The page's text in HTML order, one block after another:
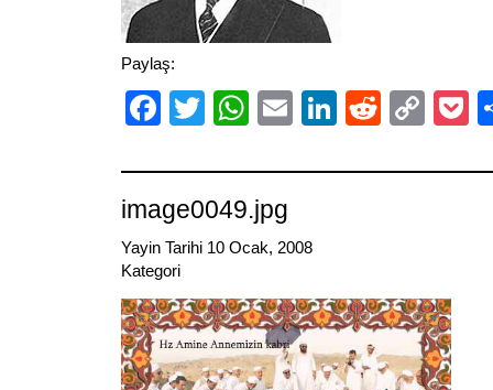
Paylaş:
Facebook
TwitterWhatsApp
EmailLinkedIn
Reddit
image0049.jpg
Yayin Tarihi 10 Ocak, 2008
Kategori